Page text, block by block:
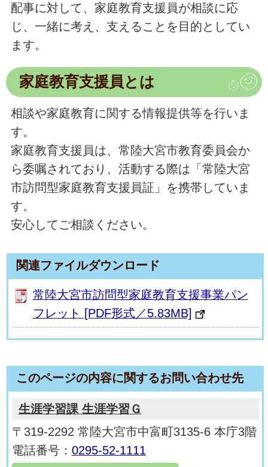
配事に対して、家庭教育支援員が相談に応
じ、一緒に考え、支えることを目的としてい
ます。
家庭教育支援員とは
相談や家庭教育に関する情報提供等を行いま
す。
家庭教育支援員は、常陸大宮市教育委員会か
ら委嘱されており、活動する際は「常陸大宮
市訪問型家庭教育支援員証」を携帯していま
す。
安心してご相談ください。
関連ファイルダウンロード
常陸大宮市訪問型家庭教育支援事業パン
フレット [PDF形式／5.83MB]
このページの内容に関するお問い合わせ先
生涯学習課 生涯学習Ｇ
〒319-2292 常陸大宮市中富町3135-6 本庁3階
電話番号： 0295-52-1111